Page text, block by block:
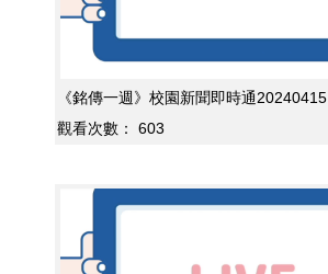
《銘傳一週》校園新聞即時通20240415
觀看次數：
603